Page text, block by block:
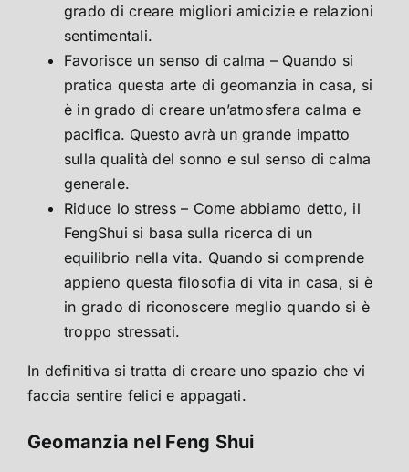
grado di creare migliori amicizie e relazioni
sentimentali.
Favorisce un senso di calma – Quando si
pratica questa arte di geomanzia in casa, si
è in grado di creare un’atmosfera calma e
pacifica. Questo avrà un grande impatto
sulla qualità del sonno e sul senso di calma
generale.
Riduce lo stress – Come abbiamo detto, il
FengShui si basa sulla ricerca di un
equilibrio nella vita. Quando si comprende
appieno questa filosofia di vita in casa, si è
in grado di riconoscere meglio quando si è
troppo stressati.
In definitiva si tratta di creare uno spazio che vi
faccia sentire felici e appagati.
Geomanzia nel Feng Shui